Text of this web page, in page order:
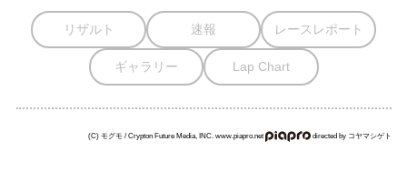
リザルト 速報 レースレポート
ギャラリー Lap Chart
(C) モグモ / Crypton Future Media, INC. www.piapro.net directed by コヤマシゲト